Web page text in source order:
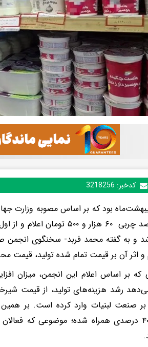
کدخبر: 3218256
بود که بر اساس مصوبه وزارت
۳.۲ درصد چربی ۶۰ هزار و
و به گفته محمد فربد- سخنگوی انجمن
آن بر قیمت تمام شده تولید، قیمت محصولات لبنی ۲۰
رشد هزینه‌های تولید، از قیمت
صنعت لبنیات وارد کرده است. بر
حدود ۴۰ درصدی همراه شده؛ موضوعی که